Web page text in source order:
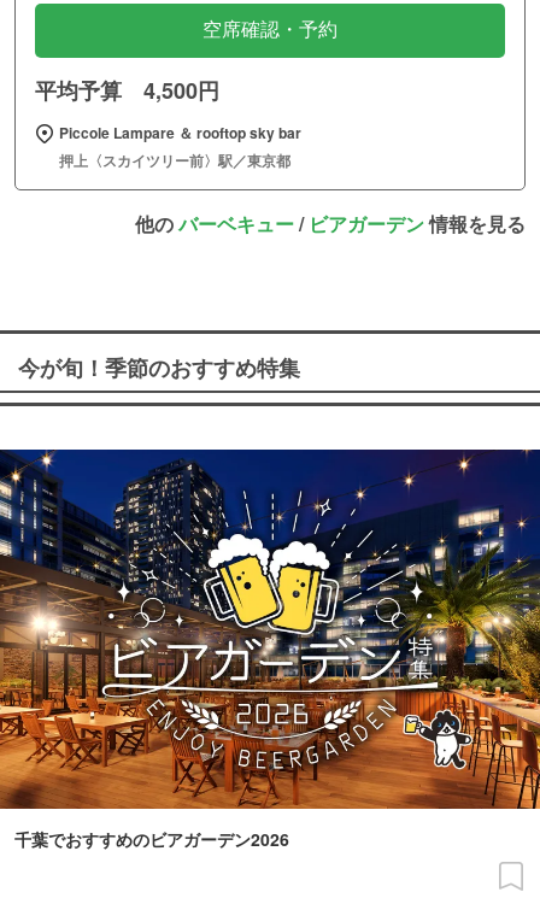
空席確認・予約
平均予算 4,500円
Piccole Lampare ＆ rooftop sky bar
押上〈スカイツリー前〉駅／東京都
他のバーベキュー/ ビアガーデン情報を見る
今が旬！季節のおすすめ特集
千葉でおすすめのビアガーデン2026